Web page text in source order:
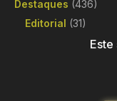
Destaques (436)
Editorial (31)